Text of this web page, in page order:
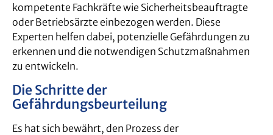
kompetente Fachkräfte wie Sicherheitsbeauftragte
oder Betriebsärzte einbezogen werden. Diese
Experten helfen dabei, potenzielle Gefährdungen zu
erkennen und die notwendigen Schutzmaßnahmen
zu entwickeln.
Die Schritte der
Gefährdungsbeurteilung
Es hat sich bewährt, den Prozess der